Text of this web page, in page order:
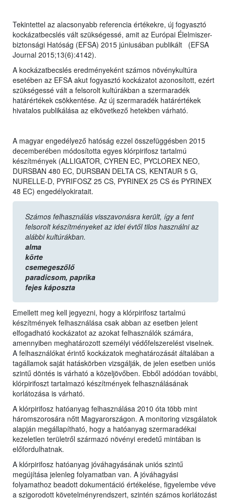
Tekintettel az alacsonyabb referencia értékekre, új fogyasztó
kockázatbecslés vált szükségessé, amit az Európai Élelmiszer-
biztonsági Hatóság (EFSA) 2015 júniusában publikált (EFSA
Journal 2015;13(6):4142).
A kockázatbecslés eredményeként számos növénykultúra
esetében az EFSA akut fogyasztó kockázatot azonosított, ezért
szükségessé vált a felsorolt kultúrákban a szermaradék
határértékek csökkentése. Az új szermaradék határértékek
hivatalos publikálása az elkövetkező hetekben várható.
A magyar engedélyező hatóság ezzel összefüggésben 2015
decemberében módosította egyes klórpirifosz tartalmú
készítmények (ALLIGATOR, CYREN EC, PYCLOREX NEO,
DURSBAN 480 EC, DURSBAN DELTA CS, KENTAUR 5 G,
NURELLE-D, PYRIFOSZ 25 CS, PYRINEX 25 CS és PYRINEX
48 EC) engedélyokiratait.
Számos felhasználás visszavonásra került, így a fent
felsorolt készítményeket az idei évtől tilos használni az
alábbi kultúrákban.
alma
körte
csemegeszőlő
paradicsom, paprika
fejes káposzta
Emellett meg kell jegyezni, hogy a klórpirifosz tartalmú
készítmények felhasználása csak abban az esetben jelent
elfogadható kockázatot az azokat felhasználók számára,
amennyiben meghatározott személyi védőfelszerelést viselnek.
A felhasználókat érintő kockázatok meghatározását általában a
tagállamok saját hatáskörben vizsgálják, de jelen esetben uniós
szintű döntés is várható a közeljövőben. Ebből adódóan további,
klórpirifoszt tartalmazó készítmények felhasználásának
korlátozása is várható.
A klórpirifosz hatóanyag felhasználása 2010 óta több mint
háromszorosára nőtt Magyarországon. A monitoring vizsgálatok
alapján megállapítható, hogy a hatóanyag szermaradékai
kezeletlen területről származó növényi eredetű mintában is
előfordulhatnak.
A klórpirifosz hatóanyag jóváhagyásának uniós szintű
megújítása jelenleg folyamatban van. A jóváhagyási
folyamathoz beadott dokumentáció értékelése, figyelembe véve
a szigorodott követelményrendszert, szintén számos korlátozást